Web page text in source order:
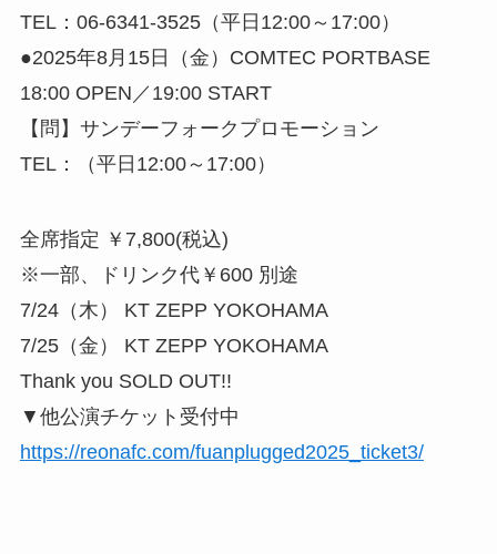
TEL：06-6341-3525（平日12:00～17:00）
●2025年8月15日（金）COMTEC PORTBASE
18:00 OPEN／19:00 START
【問】サンデーフォークプロモーション
TEL：（平日12:00～17:00）
全席指定 ￥7,800(税込)
※一部、ドリンク代￥600 別途
7/24（木） KT ZEPP YOKOHAMA
7/25（金） KT ZEPP YOKOHAMA
Thank you SOLD OUT!!
▼他公演チケット受付中
https://reonafc.com/fuanplugged2025_ticket3/